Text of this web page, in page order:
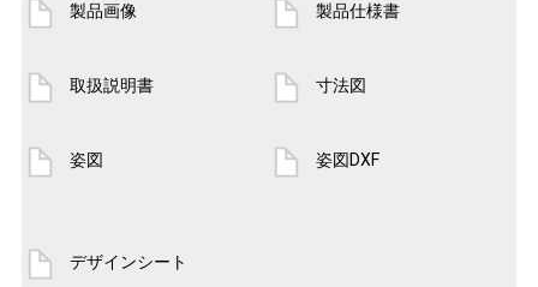
製品画像 製品仕様書
取扱説明書 寸法図
姿図 姿図DXF
デザインシート